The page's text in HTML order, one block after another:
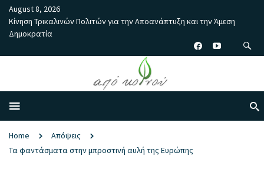
August 8, 2026
Κίνηση Τρικαλινών Πολιτών για την Αποανάπτυξη και την Άμεση
Δημοκρατία
Home
Απόψεις
Τα φαντάσματα στην μπροστινή αυλή της Ευρώπης